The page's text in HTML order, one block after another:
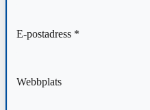
E-postadress *
Webbplats